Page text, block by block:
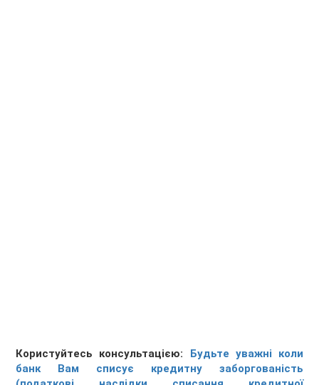
Користуйтесь консультацією: Будьте уважні коли
банк Вам списує кредитну заборгованість